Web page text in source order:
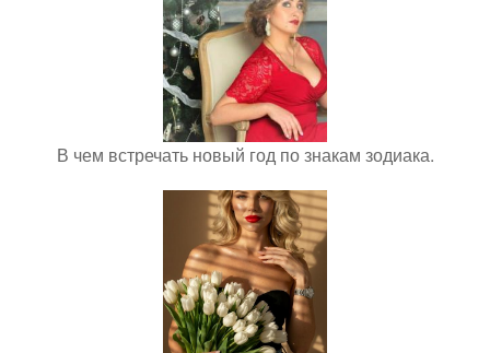
В чем встречать новый год по знакам зодиака.